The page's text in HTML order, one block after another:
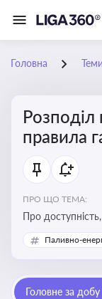
Головна
Розподіл
правила
ПРО ЩО ТЕМА:
Про доступність,
стабільність
Паливно-
Головне за добу